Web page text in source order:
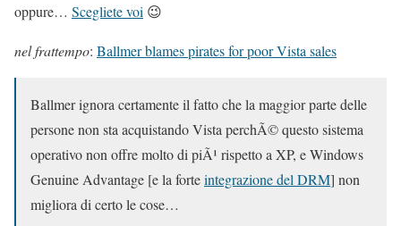
oppure… Scegliete voi 😉
nel frattempo: Ballmer blames pirates for poor Vista sales
Ballmer ignora certamente il fatto che la maggior parte delle
persone non sta acquistando Vista perchÃ© questo sistema
operativo non offre molto di piÃ¹ rispetto a XP, e Windows
Genuine Advantage [e la forteintegrazione del DRM] non
migliora di certo le cose…